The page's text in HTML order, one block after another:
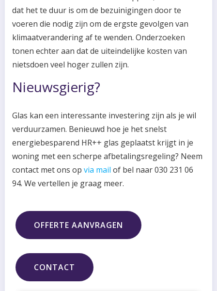
dat het te duur is om de bezuinigingen door te
voeren die nodig zijn om de ergste gevolgen van
klimaatverandering af te wenden. Onderzoeken
tonen echter aan dat de uiteindelijke kosten van
nietsdoen veel hoger zullen zijn.
Nieuwsgierig?
Glas kan een interessante investering zijn als je wil
verduurzamen. Benieuwd hoe je het snelst
energiebesparend HR++ glas geplaatst krijgt in je
woning met een scherpe afbetalingsregeling? Neem
contact met ons op via mail of bel naar 030 231 06
94. We vertellen je graag meer.
OFFERTE AANVRAGEN
CONTACT